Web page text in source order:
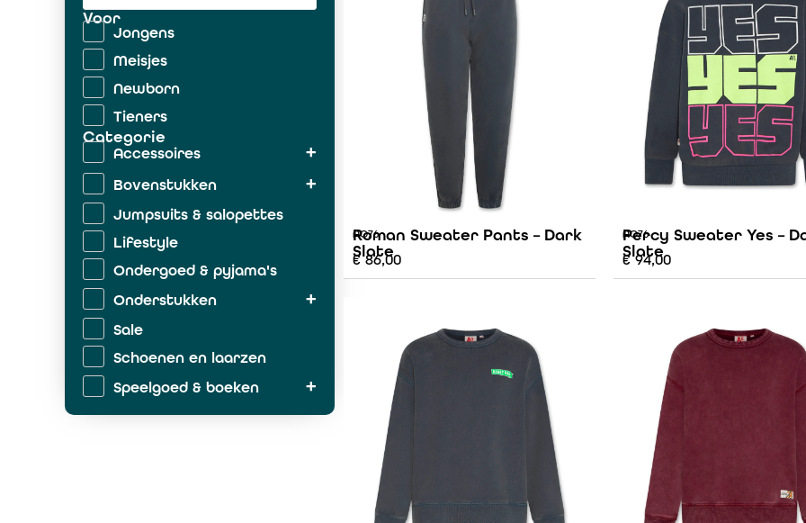
Voor
Jongens
Meisjes
Newborn
Tieners
Categorie
Accessoires
Bovenstukken
Jumpsuits & salopettes
Lifestyle
Ondergoed & pyjama's
Onderstukken
Sale
Schoenen en laarzen
Speelgoed & boeken
Zwemkleding
AO76
Roman Sweater Pants – Dark
Slate
€86,00
AO76
Percy Sweater Yes –
Slate
€94,00